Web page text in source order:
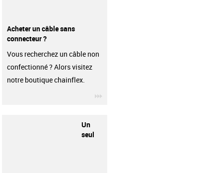
Acheter un câble sans
connecteur ?
Vous recherchez un câble non
confectionné ? Alors visitez
notre boutique chainflex.
Un
seul